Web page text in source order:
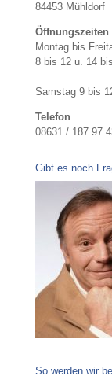
84453 Mühldorf
Öffnungszeiten
Montag bis
8 bis 12 u. 14
Samstag 9 bis
Telefon
08631 / 187 97
Gibt es noch
So werden wir